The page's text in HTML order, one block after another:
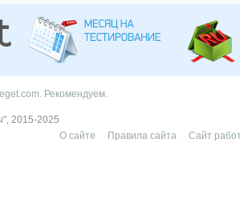
Рекомендуем.
2015-2025
О сайте
Правила сайта Сайт